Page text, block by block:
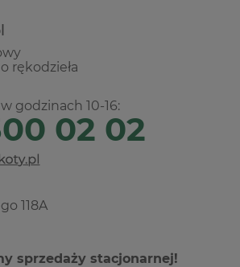
rękodzieła
godzinach 10-16:
02 02
118A
sprzedaży stacjonarnej!